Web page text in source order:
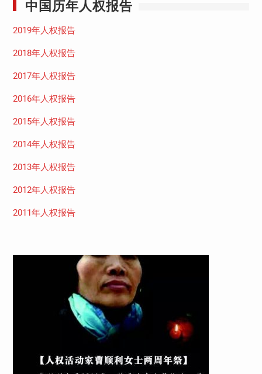
中国历年人权报告
2019年人权报告
2018年人权报告
2017年人权报告
2016年人权报告
2015年人权报告
2014年人权报告
2013年人权报告
2012年人权报告
2011年人权报告